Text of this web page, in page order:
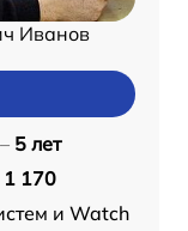
Иванов
5 лет
1 170
и Watch